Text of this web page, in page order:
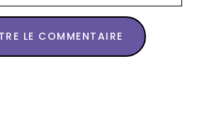
LE COMMENTAIRE